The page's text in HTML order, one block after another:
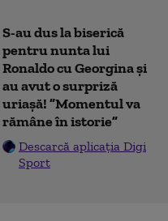
S-au dus la biserică
pentru nunta lui
Ronaldo cu Georgina și
au avut o surpriză
uriașă! ”Momentul va
rămâne în istorie”
Descarcă aplicația Digi
Sport